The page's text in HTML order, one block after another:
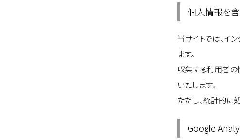
個人情報を
当サイトでは、イ
ます。
収集する利用者の
いたします。
ただし、統計的に
Google